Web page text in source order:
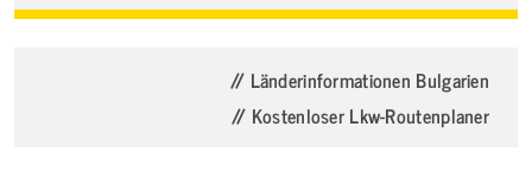
// Länderinformationen Bulgarien
// Kostenloser Lkw-Routenplaner